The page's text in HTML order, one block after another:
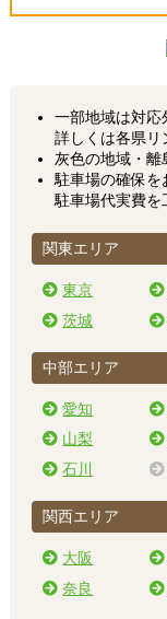
一部地域は対応
詳しくは各県リ
灰色の地域・離
駐車場の確保を
駐車場代実費を
関東エリア
東京
茨城
中部エリア
愛知
山梨
石川
関西エリア
大阪
奈良